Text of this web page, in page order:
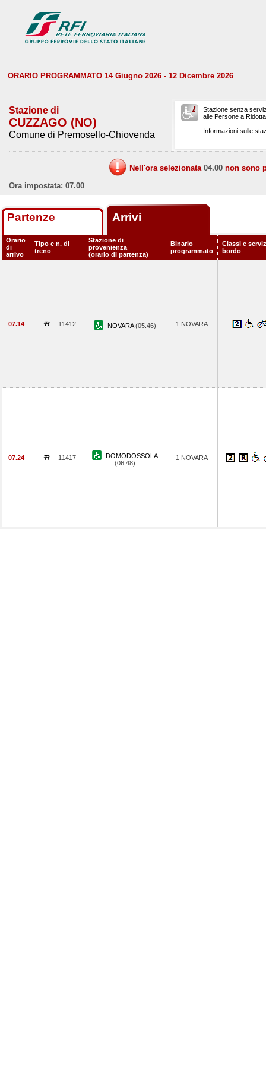
ORARIO PROGRAMMATO 14 Giugno 2026 - 12 Dicembre 2026
Stazione di
CUZZAGO (NO)
Comune di Premosello-Chiovenda
Stazione senza
alle Persone a
Informazioni sulle
Nell'ora selezionata 04.00 non sono
Ora impostata: 07.00
Partenze Arrivi
Orario
di
arrivo
Tipo e n. di
treno
Stazione di
provenienza
(orario di partenza)
Binario
programmato
Classi e
bordo
07.14 11412 NOVARA(05.46) 1 NOVARA
07.24 11417
DOMODOSSOLA
(06.48)
1 NOVARA